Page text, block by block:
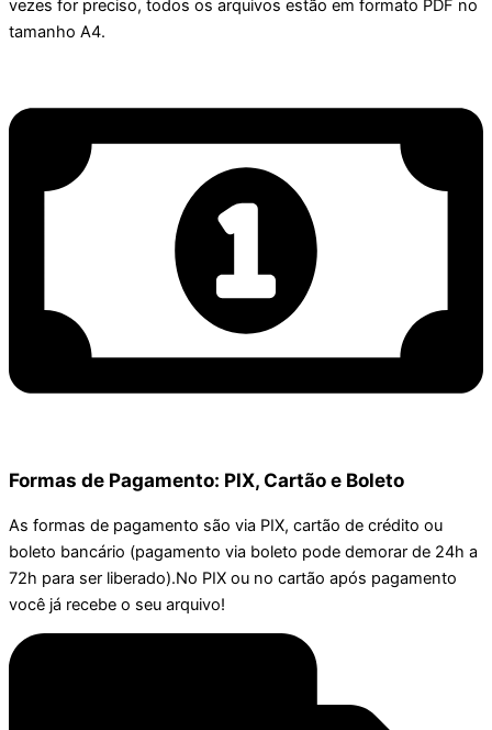
vezes for preciso, todos os arquivos estão em formato PDF no
tamanho A4.
Formas de Pagamento: PIX, Cartão e Boleto
As formas de pagamento são via PIX, cartão de crédito ou
boleto bancário (pagamento via boleto pode demorar de 24h a
72h para ser liberado).No PIX ou no cartão após pagamento
você já recebe o seu arquivo!